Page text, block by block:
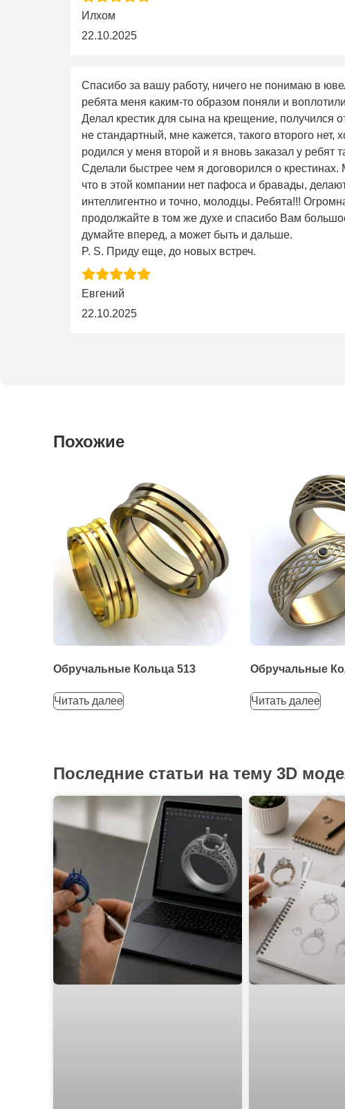
Илхом
22.10.2025
Спасибо за вашу работу, ничего не понимаю в
ребята меня каким-то образом поняли и
Делал крестик для сына на крещение, получился
не стандартный, мне кажется, такого второго нет,
родился у меня второй и я вновь заказал у ребят
Сделали быстрее чем я договорился о крестинах.
что в этой компании нет пафоса и бравады,
интеллигентно и точно, молодцы. Ребята!!!
продолжайте в том же духе и спасибо Вам
думайте вперед, а может быть и дальше.
P. S. Приду еще, до новых встреч.
Евгений
22.10.2025
Похожие
Обручальные Кольца 513
Читать далее
Обручальные
Читать далее
Последние статьи на тему 3D